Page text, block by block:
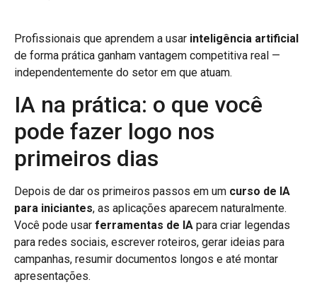
Profissionais que aprendem a usar inteligência artificial
de forma prática ganham vantagem competitiva real —
independentemente do setor em que atuam.
IA na prática: o que você
pode fazer logo nos
primeiros dias
Depois de dar os primeiros passos em um curso de IA
para iniciantes, as aplicações aparecem naturalmente.
Você pode usar ferramentas de IA para criar legendas
para redes sociais, escrever roteiros, gerar ideias para
campanhas, resumir documentos longos e até montar
apresentações.